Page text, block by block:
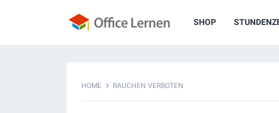
SHOP
HOME RAUCHEN VERBOTEN